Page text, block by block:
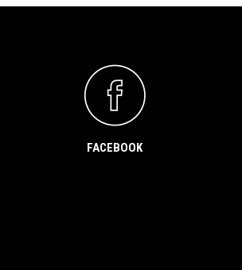
FACEBOOK